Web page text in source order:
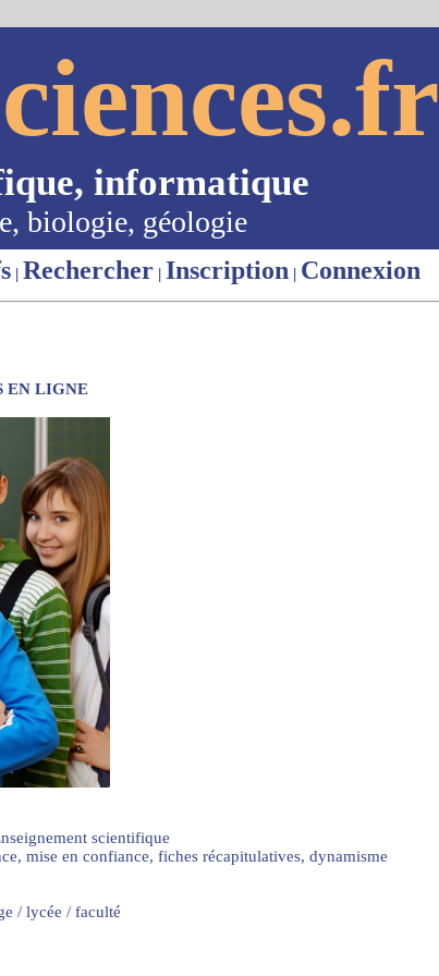
informatique
biologie, géologie
| Rechercher | Inscription | Connexion
EN LIGNE
scientifique
mise en confiance, fiches récapitulatives, dynamisme
/ lycée / faculté